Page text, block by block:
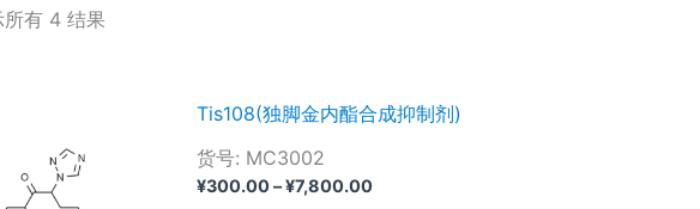
所有 4 结果
Tis108(独脚金内酯合成抑制剂)
货号: MC3002
¥300.00–¥7,800.00价